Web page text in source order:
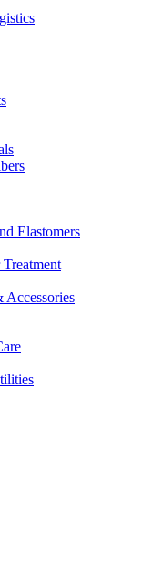
Elastomers
Accessories